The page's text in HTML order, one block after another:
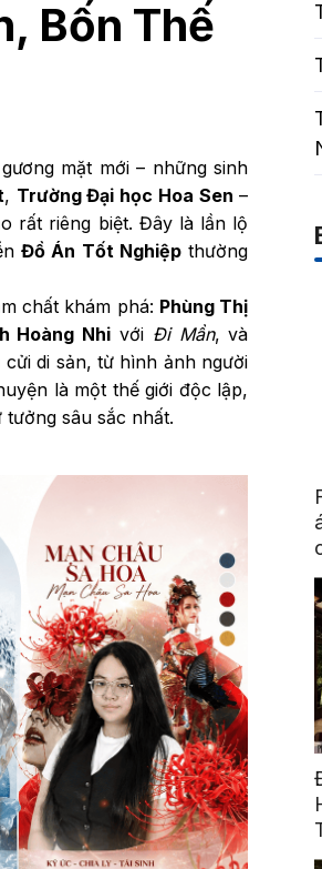
Bốn Thế
mặt mới – những sinh
, Trường Đại học Hoa Sen –
rất riêng biệt. Đây là lần lộ
Đồ Án Tốt Nghiệpthường
chất khám phá: Phùng Thị
Hoàng Nhi với Đi Mần, và
di sản, từ hình ảnh người
là một thế giới độc lập,
sâu sắc nhất.